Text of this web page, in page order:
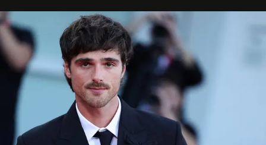
all’universo i desideri più segreti